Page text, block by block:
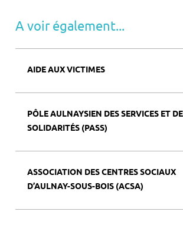
A voir également...
AIDE AUX VICTIMES
PÔLE AULNAYSIEN DES SERVICES ET
SOLIDARITÉS (PASS)
ASSOCIATION DES CENTRES SOCIAUX
D’AULNAY-SOUS-BOIS (ACSA)